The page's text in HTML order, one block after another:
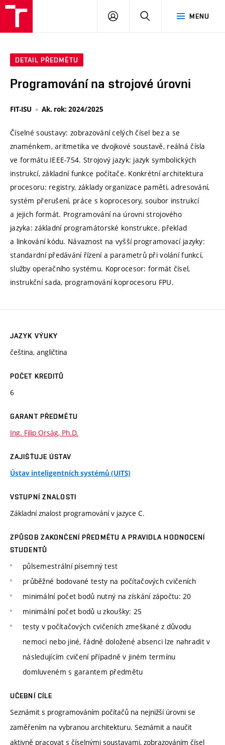
MENU
PŘIHLÁSIT
DETAIL PŘEDMĚTU
Programování na strojové úrovni
FIT-ISU Ak. rok: 2024/2025
Číselné soustavy: zobrazování celých čísel bez a se
znaménkem, aritmetika ve dvojkové soustavě, reálná čísla
ve formátu IEEE-754. Strojový jazyk: jazyk symbolických
instrukcí, základní funkce počítače. Konkrétní architektura
procesoru: registry, základy organizace paměti, adresování,
systém přerušení, práce s koprocesory, soubor instrukcí
a jejich formát. Programování na úrovni strojového
jazyka: základní programátorské konstrukce, překlad
a linkování kódu. Návaznost na vyšší programovací jazyky:
standardní předávání řízení a parametrů při volání funkcí,
služby operačního systému. Koprocesor: formát čísel,
instrukční sada, programování koprocesoru FPU.
JAZYK VÝUKY
čeština, angličtina
POČET KREDITŮ
6
GARANT PŘEDMĚTU
Ing. Filip Orság, Ph.D.
ZAJIŠŤUJE ÚSTAV
Ústav inteligentních systémů (UITS)
VSTUPNÍ ZNALOSTI
Základní znalost programování v jazyce C.
ZPŮSOB ZAKONČENÍ PŘEDMĚTU A PRAVIDLA HODNOCENÍ
STUDENTŮ
půlsemestrální písemný test
průběžné bodované testy na počítačových cvičeních
minimální počet bodů nutný na získání zápočtu: 20
minimální počet bodů u zkoušky: 25
testy v počítačových cvičeních zmeškané z důvodu
nemoci nebo jiné, řádně doložené absenci lze nahradit v
následujícím cvičení případně v jiném termínu
domluveném s garantem předmětu
UČEBNÍ CÍLE
Seznámit s programováním počítačů na nejnižší úrovni se
zaměřením na vybranou architekturu. Seznámit a naučit
aktivně pracovat s číselnými soustavami, zobrazováním čísel